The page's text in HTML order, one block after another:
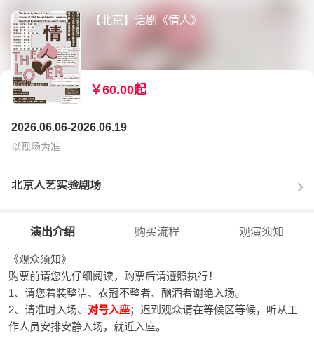
【北京】话剧《情人》
￥60.00起
2026.06.06-2026.06.19
以现场为准
北京人艺实验剧场
演出介绍 购买流程 观演须知
《观众须知》
购票前请您先仔细阅读，购票后请遵照执行！
1、请您着装整洁、衣冠不整者、酗酒者谢绝入场。
2、请准时入场、 对号入座；迟到观众请在等候区等候，听从工
作人员安排安静入场，就近入座。